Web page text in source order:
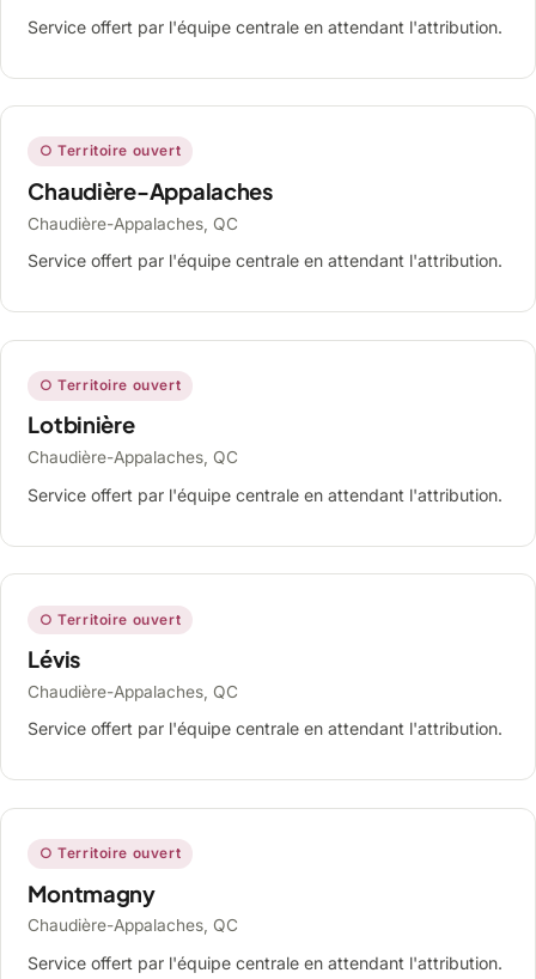
Service offert par l'équipe centrale en attendant l'attribution.
○ Territoire ouvert
Chaudière-Appalaches
Chaudière-Appalaches, QC
Service offert par l'équipe centrale en attendant l'attribution.
○ Territoire ouvert
Lotbinière
Chaudière-Appalaches, QC
Service offert par l'équipe centrale en attendant l'attribution.
○ Territoire ouvert
Lévis
Chaudière-Appalaches, QC
Service offert par l'équipe centrale en attendant l'attribution.
○ Territoire ouvert
Montmagny
Chaudière-Appalaches, QC
Service offert par l'équipe centrale en attendant l'attribution.